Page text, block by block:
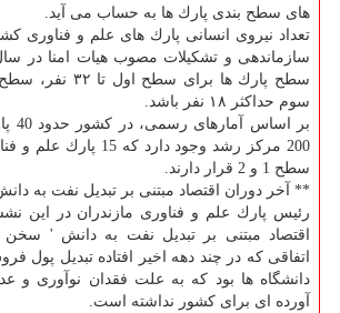
های سطح بندی پارك ها به حساب می آید.
تعداد نیروی انسانی پارك های علم و فناوری
سوم حداكثر ۱۸ نفر باشد.
بر
200 مركز رشد وجود دارد كه
سطح 1 و 2 قرار دارند.
** آخر دوران اقتصاد مبتنی بر تبدیل نفت به
رئیس پارك علم و فناوری مازندران در این
اقتصاد مبتنی بر تبدیل نفت به دانش '
اتفاقی كه در چند دهه اخیر افتاده تبدیل پول
دانشگاه ها بود كه به علت فقدان نوآوری و
آورده ای برای كشور نداشته است.